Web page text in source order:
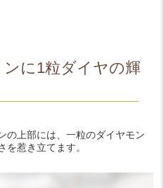
に1粒ダイヤの輝
の上部には、一粒のダイヤモン
を惹き立てます。